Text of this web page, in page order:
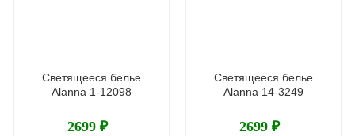
Светящееся белье
Alanna 1-12098
2699 ₽
Светящееся белье
Alanna 14-3249
2699 ₽